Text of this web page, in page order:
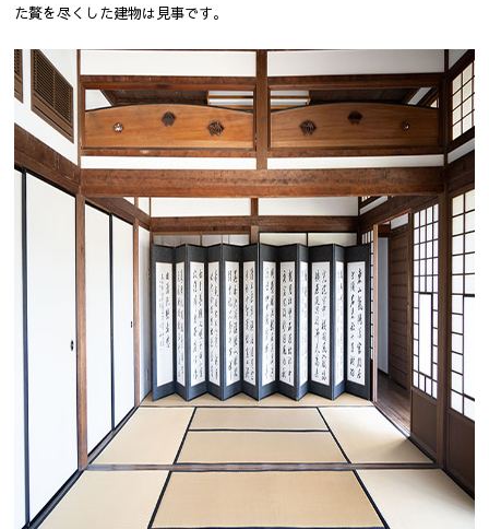
た贅を尽くした建物は見事です。